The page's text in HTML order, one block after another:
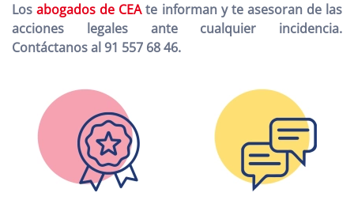
Losabogados de CEAte informan y te asesoran de las
acciones legales ante cualquier incidencia.
Contáctanos al 91 557 68 46.